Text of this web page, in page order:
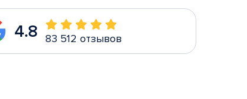
4.8 83 512 отзывов